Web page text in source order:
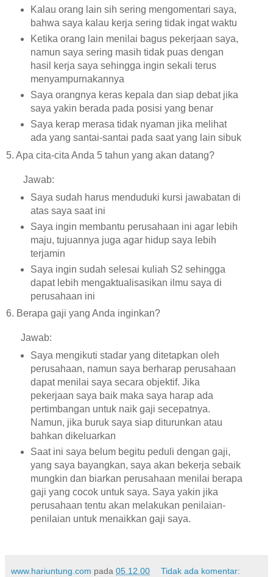
Kalau orang lain sih sering mengomentari saya,
bahwa saya kalau kerja sering tidak ingat waktu
Ketika orang lain menilai bagus pekerjaan saya,
namun saya sering masih tidak puas dengan
hasil kerja saya sehingga ingin sekali terus
menyampurnakannya
Saya orangnya keras kepala dan siap debat jika
saya yakin berada pada posisi yang benar
Saya kerap merasa tidak nyaman jika melihat
ada yang santai-santai pada saat yang lain sibuk
5. Apa cita-cita Anda 5 tahun yang akan datang?
Jawab:
Saya sudah harus menduduki kursi jawabatan di
atas saya saat ini
Saya ingin membantu perusahaan ini agar lebih
maju, tujuannya juga agar hidup saya lebih
terjamin
Saya ingin sudah selesai kuliah S2 sehingga
dapat lebih mengaktualisasikan ilmu saya di
perusahaan ini
6. Berapa gaji yang Anda inginkan?
Jawab:
Saya mengikuti stadar yang ditetapkan oleh
perusahaan, namun saya berharap perusahaan
dapat menilai saya secara objektif. Jika
pekerjaan saya baik maka saya harap ada
pertimbangan untuk naik gaji secepatnya.
Namun, jika buruk saya siap diturunkan atau
bahkan dikeluarkan
Saat ini saya belum begitu peduli dengan gaji,
yang saya bayangkan, saya akan bekerja sebaik
mungkin dan biarkan perusahaan menilai berapa
gaji yang cocok untuk saya. Saya yakin jika
perusahaan tentu akan melakukan penilaian-
penilaian untuk menaikkan gaji saya.
www.hariuntung.com pada 05.12.00 Tidak ada komentar: